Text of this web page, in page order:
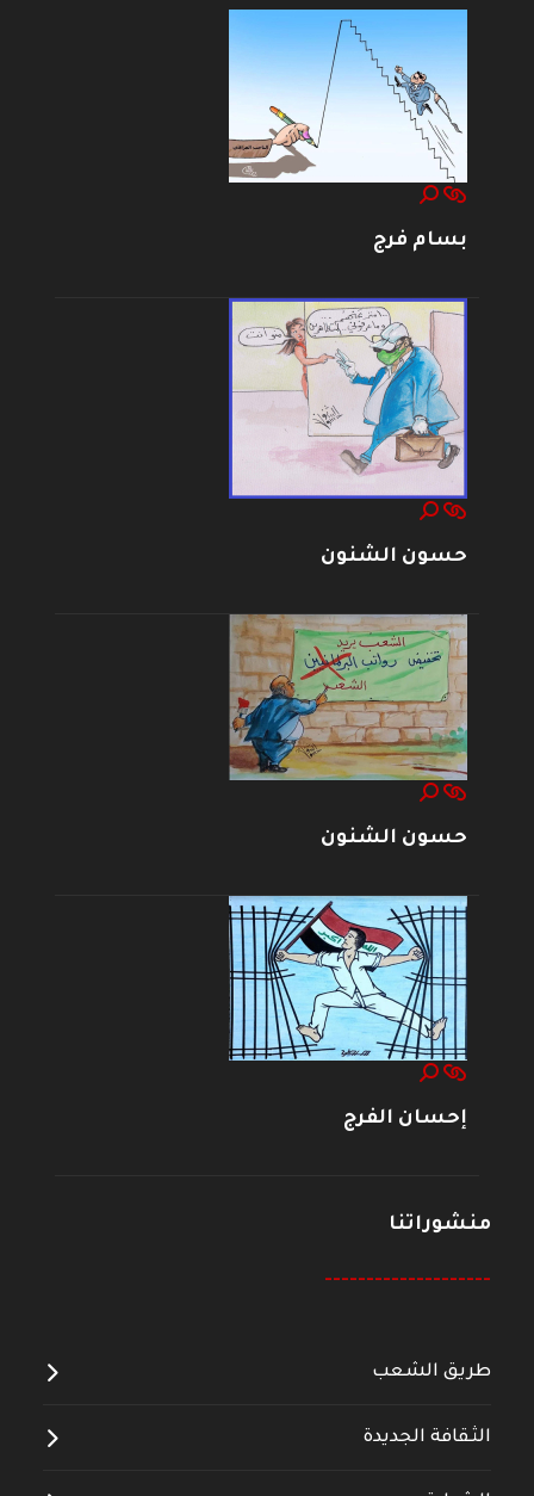
بسام فرج
حسون الشنون
حسون الشنون
إحسان الفرج
منشوراتنا
--------------------
طريق الشعب
الثقافة الجديدة